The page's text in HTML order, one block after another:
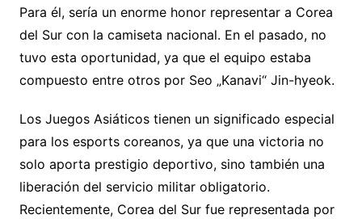
Para él, sería un enorme honor representar a Corea
del Sur con la camiseta nacional. En el pasado, no
tuvo esta oportunidad, ya que el equipo estaba
compuesto entre otros por Seo „Kanavi“ Jin-hyeok.
Los Juegos Asiáticos tienen un significado especial
para los esports coreanos, ya que una victoria no
solo aporta prestigio deportivo, sino también una
liberación del servicio militar obligatorio.
Recientemente, Corea del Sur fue representada por